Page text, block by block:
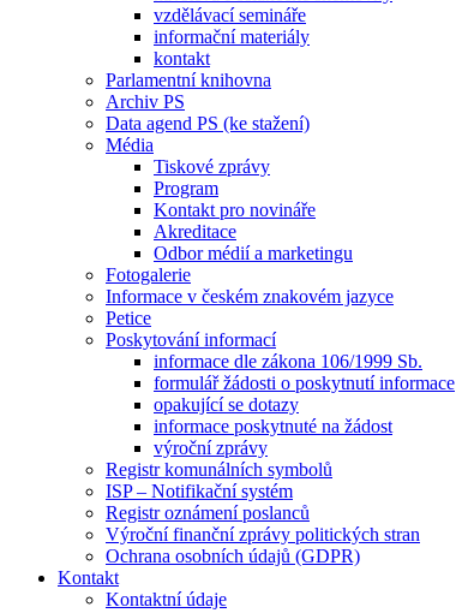
vzdělávací semináře
informační materiály
kontakt
Parlamentní knihovna
Archiv PS
Data agend PS (ke stažení)
Média
Tiskové zprávy
Program
Kontakt pro novináře
Akreditace
Odbor médií a marketingu
Fotogalerie
Informace v českém znakovém jazyce
Petice
Poskytování informací
informace dle zákona 106/1999 Sb.
formulář žádosti o poskytnutí informace
opakující se dotazy
informace poskytnuté na žádost
výroční zprávy
Registr komunálních symbolů
ISP – Notifikační systém
Registr oznámení poslanců
Výroční finanční zprávy politických stran
Ochrana osobních údajů (GDPR)
Kontakt
Kontaktní údaje